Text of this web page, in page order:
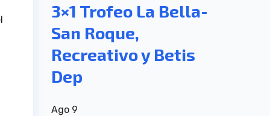
3×1 Trofeo La Bella-
San Roque,
Recreativo y Betis
Dep
Ago 9